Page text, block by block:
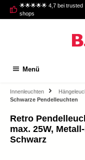
springen
🌟🌟🌟🌟🌟 4,7 bei trusted
shops
Menü
Innenleuchten
Schwarze Pendelleuchten
Retro
max. 25W,
Schwarz